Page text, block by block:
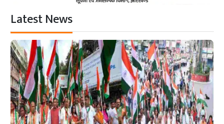
Latest News